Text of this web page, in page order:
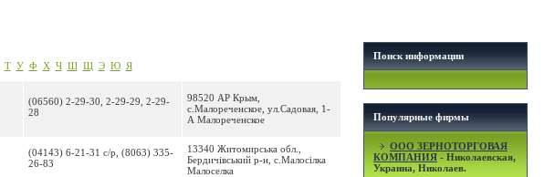
Т У Ф Х Ч Ш Щ Э Ю Я
(06560) 2-29-30, 2-29-29, 2-29-
28
98520 АР Крым,
с.Малореченское, ул.Садовая, 1-
А Малореченское
(04143) 6-21-31 с/р, (8063) 335-
26-83
13340 Житомирська обл.,
Бердичівський р-н, с.Малосілка
Малоселка
Поиск информации
Популярные фирмы
OOO ЗЕРНОТОРГОВАЯ
КОМПАНИЯ - Николаевская,
Украина, Николаев.